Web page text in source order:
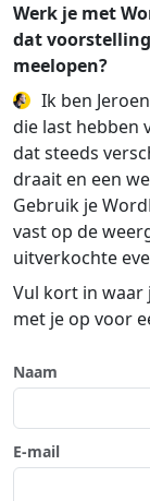
Werk je met
dat
meelopen?
Ik ben
die last hebben
dat steeds
draait en een
Gebruik je
vast op de
uitverkochte
Vul kort in waar
met je op voor
Naam
E-mail